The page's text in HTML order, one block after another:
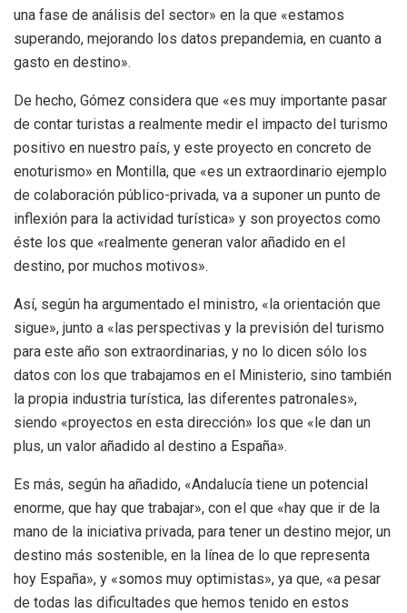
una fase de análisis del sector» en la que «estamos
superando, mejorando los datos prepandemia, en cuanto a
gasto en destino».
De hecho, Gómez considera que «es muy importante pasar
de contar turistas a realmente medir el impacto del turismo
positivo en nuestro país, y este proyecto en concreto de
enoturismo» en Montilla, que «es un extraordinario ejemplo
de colaboración público-privada, va a suponer un punto de
inflexión para la actividad turística» y son proyectos como
éste los que «realmente generan valor añadido en el
destino, por muchos motivos».
Así, según ha argumentado el ministro, «la orientación que
sigue», junto a «las perspectivas y la previsión del turismo
para este año son extraordinarias, y no lo dicen sólo los
datos con los que trabajamos en el Ministerio, sino también
la propia industria turística, las diferentes patronales»,
siendo «proyectos en esta dirección» los que «le dan un
plus, un valor añadido al destino a España».
Es más, según ha añadido, «Andalucía tiene un potencial
enorme, que hay que trabajar», con el que «hay que ir de la
mano de la iniciativa privada, para tener un destino mejor, un
destino más sostenible, en la línea de lo que representa
hoy España», y «somos muy optimistas», ya que, «a pesar
de todas las dificultades que hemos tenido en estos